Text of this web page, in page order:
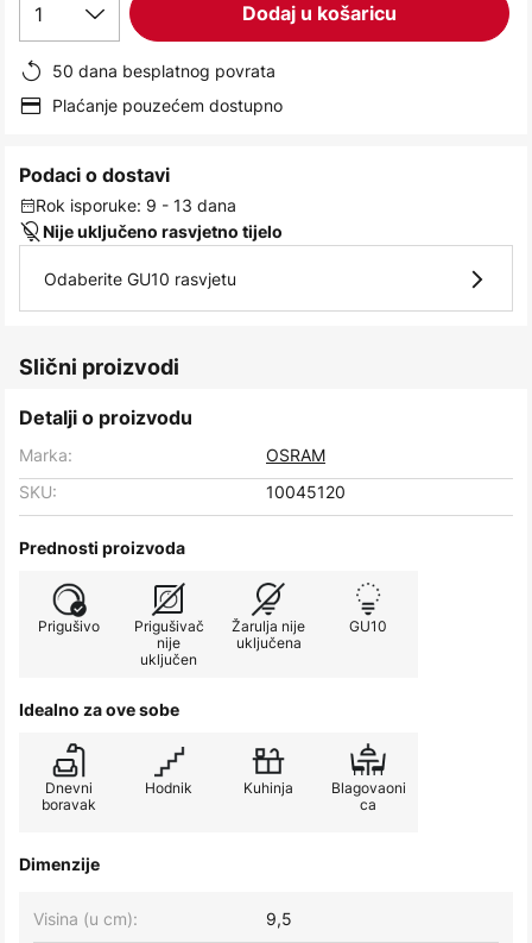
1 Dodaj u košaricu
50 dana besplatnog povrata
Plaćanje pouzećem dostupno
Podaci o dostavi
Rok isporuke: 9 - 13 dana
Nije uključeno rasvjetno tijelo
Odaberite GU10 rasvjetu
Slični proizvodi
Detalji o proizvodu
Marka:
OSRAM
SKU:
10045120
Prednosti proizvoda
Prigušivo
Prigušivač
nije
uključen
Žarulja nije
uključena
GU10
Idealno za ove sobe
Dnevni
boravak
Hodnik Kuhinja
Blagovaoni
ca
Dimenzije
Visina (u cm):
9,5